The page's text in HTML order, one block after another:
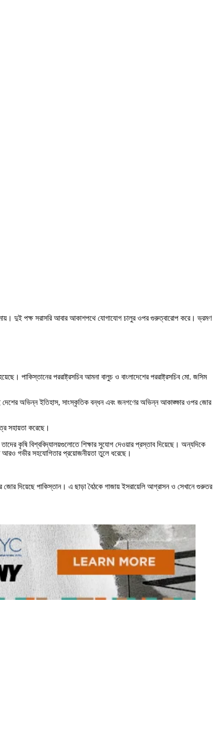
জানায়। দুই পক্ষ সরাসরি আবার আকাশপথে যোগাযোগ চালুর ওপর গুরুত্বারোপ করে। ভ্রমণ
পাকিস্তানের পররাষ্ট্রসচিব আমনা বালুচ ও বাংলাদেশের পররাষ্ট্রসচিব মো. জসিম
দেশের অভিন্ন ইতিহাস, সাংস্কৃতিক বন্ধন এবং জনগণের অভিন্ন আকাঙ্ক্ষার ওপর জোর
সহায়তা করেছে।
কৃষি বিশ্ববিদ্যালয়গুলোতে শিক্ষার সুযোগ দেওয়ার প্রস্তাব দিয়েছে। অন্যদিকে
আরও গভীর সহযোগিতার প্রয়োজনীয়তা তুলে ধরেছে।
জোর দিয়েছে পাকিস্তান। এ ছাড়া বৈঠকে গাজায় ইসরায়েলি আগ্রাসন ও সেখানে গুরুতর